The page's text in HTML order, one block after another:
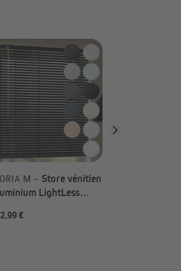
M – Store vénitien
LightLess
€